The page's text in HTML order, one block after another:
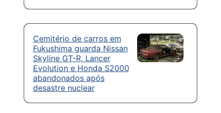
Cemitério de carros em
Fukushima guarda Nissan
Skyline GT-R, Lancer
Evolution e Honda S2000
abandonados após
desastre nuclear